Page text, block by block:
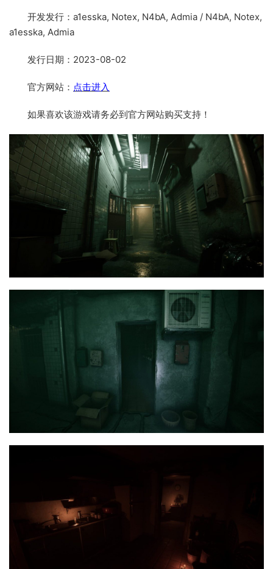
开发发行：a1esska, Notex, N4bA, Admia / N4bA, Notex,
a1esska, Admia
发行日期：2023-08-02
官方网站： 点击进入
如果喜欢该游戏请务必到官方网站购买支持！